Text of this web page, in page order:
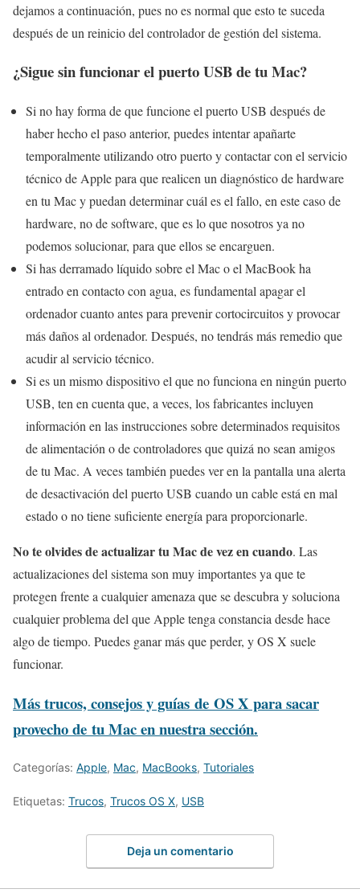
dejamos a continuación, pues no es normal que esto te suceda
después de un reinicio del controlador de gestión del sistema.
¿Sigue sin funcionar el puerto USB de tu Mac?
Si no hay forma de que funcione el puerto USB después de
haber hecho el paso anterior, puedes intentar apañarte
temporalmente utilizando otro puerto y contactar con el servicio
técnico de Apple para que realicen un diagnóstico de hardware
en tu Mac y puedan determinar cuál es el fallo, en este caso de
hardware, no de software, que es lo que nosotros ya no
podemos solucionar, para que ellos se encarguen.
Si has derramado líquido sobre el Mac o el MacBook ha
entrado en contacto con agua, es fundamental apagar el
ordenador cuanto antes para prevenir cortocircuitos y provocar
más daños al ordenador. Después, no tendrás más remedio que
acudir al servicio técnico.
Si es un mismo dispositivo el que no funciona en ningún puerto
USB, ten en cuenta que, a veces, los fabricantes incluyen
información en las instrucciones sobre determinados requisitos
de alimentación o de controladores que quizá no sean amigos
de tu Mac. A veces también puedes ver en la pantalla una alerta
de desactivación del puerto USB cuando un cable está en mal
estado o no tiene suficiente energía para proporcionarle.
No te olvides de actualizar tu Mac de vez en cuando. Las
actualizaciones del sistema son muy importantes ya que te
protegen frente a cualquier amenaza que se descubra y soluciona
cualquier problema del que Apple tenga constancia desde hace
algo de tiempo. Puedes ganar más que perder, y OS X suele
funcionar.
Más trucos, consejos y guías de OS X para sacar
provecho de tu Mac en nuestra sección.
Categorías: Apple, Mac, MacBooks, Tutoriales
Etiquetas: Trucos, Trucos OS X, USB
Deja un comentario